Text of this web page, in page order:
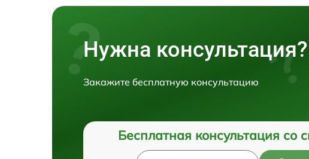
Нужна консультация?
Закажите бесплатную консультацию
Бесплатная консультация со